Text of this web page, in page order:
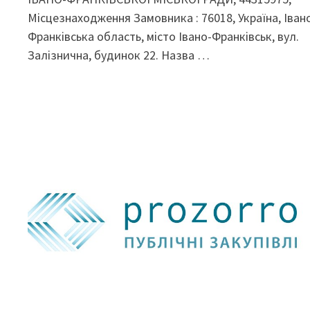
Місцезнаходження Замовника : 76018, Україна,
Франківська область, місто Івано-Франківськ, вул.
Залізнична, будинок 22. Назва …